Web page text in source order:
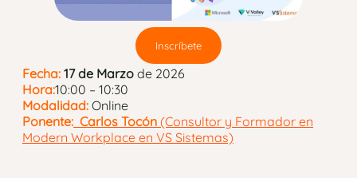
Inscríbete
Fecha: 17 de Marzo de 2026
Hora:10:00 – 10:30
Modalidad: Online
Ponente: Carlos Tocón (Consultor y Formador en
Modern Workplace en VS Sistemas)